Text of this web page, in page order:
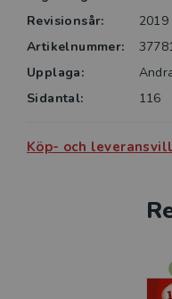
Revisionsår:
2019
Artikelnummer:
Upplaga:
Sidantal:
116
Köp- och